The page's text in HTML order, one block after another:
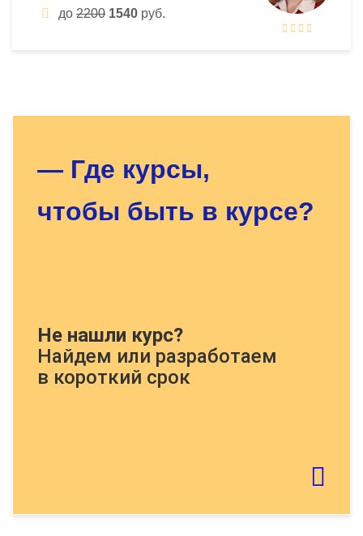
до 2200 1540 руб.
— Где курсы,
чтобы быть в курсе?
Не нашли курс?
Найдем или разработаем
в короткий срок
Оставьте заявку - мы найдём